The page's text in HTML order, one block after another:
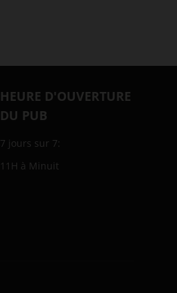
HEURE D'OUVERTURE
DU PUB
7 jours sur 7:
11H à Minuit